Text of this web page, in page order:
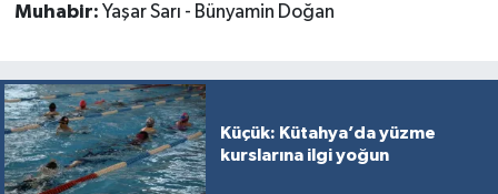
Muhabir: Yaşar Sarı - Bünyamin Doğan
Küçük: Kütahya’da yüzme
kurslarına ilgi yoğun